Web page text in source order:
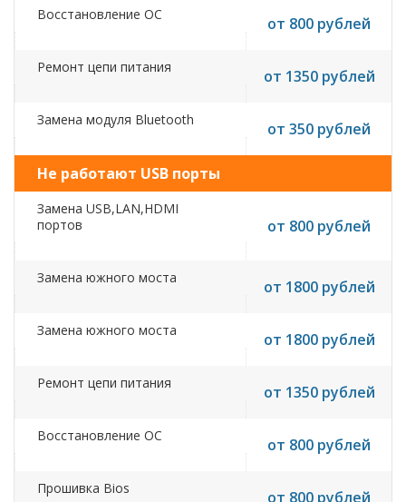
Восстановление ОС от 800 рублей
Ремонт цепи питания от 1350 рублей
Замена модуля Bluetooth от 350 рублей
Не работают USB порты
Замена USB,LAN,HDMI
портов
от 800 рублей
Замена южного моста от 1800 рублей
Замена южного моста от 1800 рублей
Ремонт цепи питания от 1350 рублей
Восстановление ОС от 800 рублей
Прошивка Bios от 800 рублей